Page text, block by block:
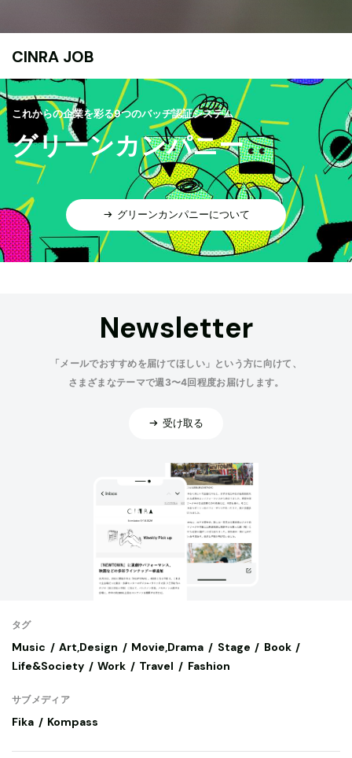
CINRA JOB
これからの企業を彩る9つのバッヂ認証システム
グリーンカンパニー
グリーンカンパニーについて
Newsletter
「メールでおすすめを届けてほしい」という方に向けて、
さまざまなテーマで週3〜4回程度お届けします。
受け取る
タグ
Music Art,Design Movie,Drama Stage
Book
Life&Society
Work Travel Fashion
サブメディア
Fika Kompass